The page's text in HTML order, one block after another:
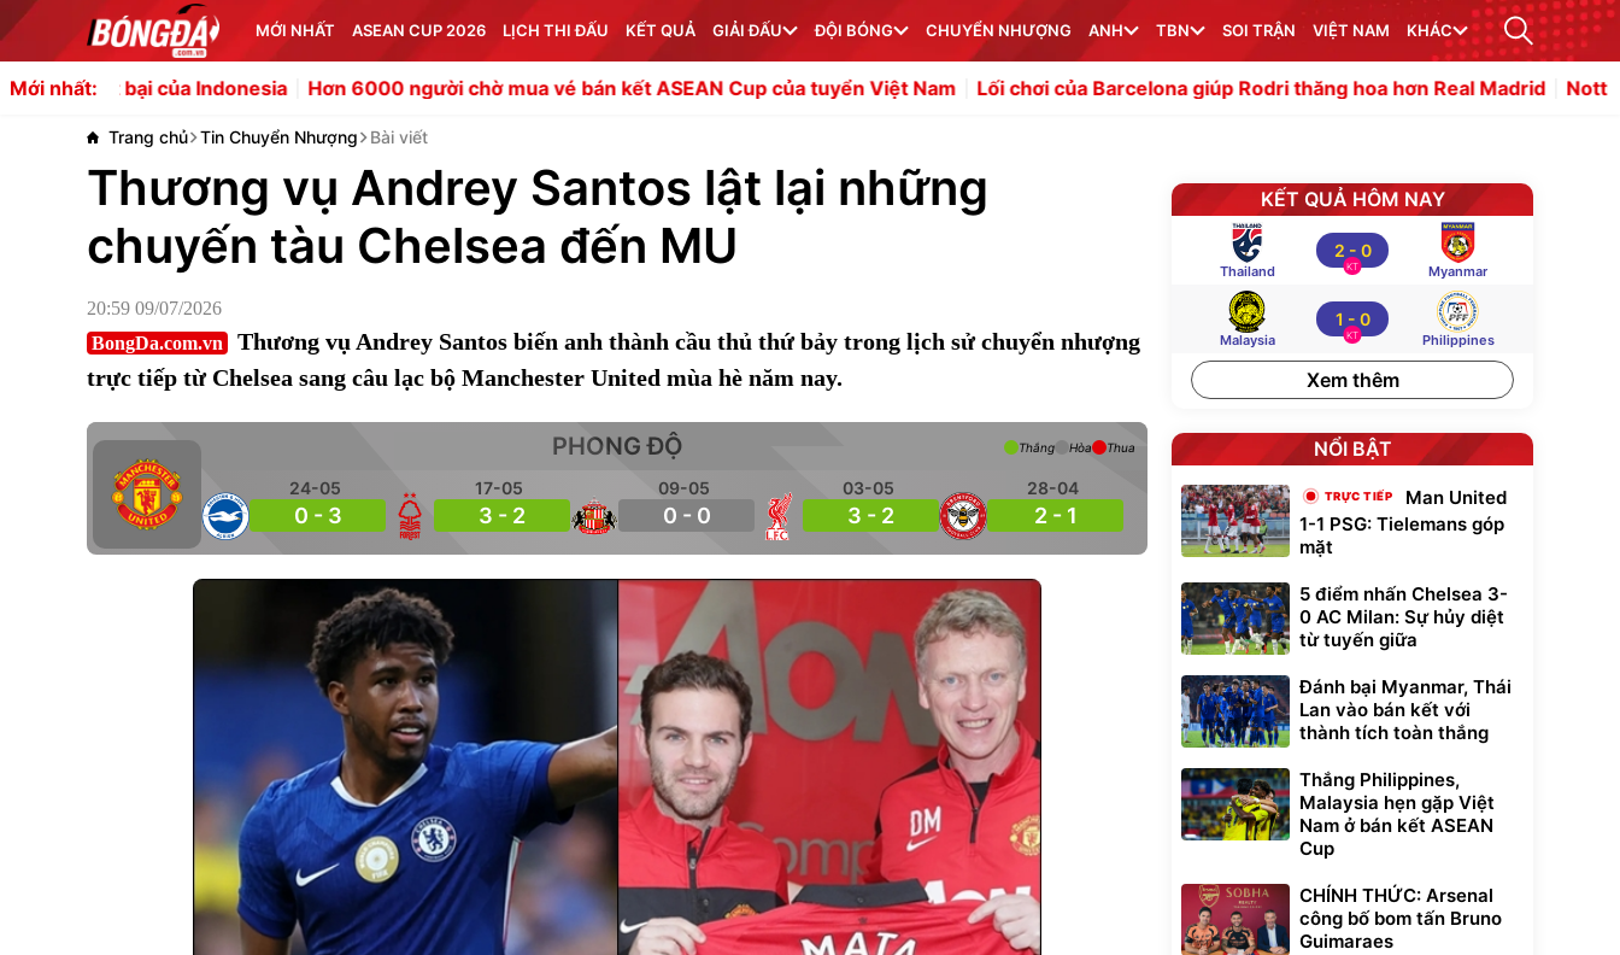
MỚI NHẤT ASEAN CUP 2026 LỊCH THI ĐẤU KẾT QUẢ GIẢI ĐẤU ĐỘI BÓNG CHUYỂN NHƯỢNG ANH TBN SOI TRẬN VIỆT NAM KHÁC
Mới nhất:
của Indonesia Hơn 6000 người chờ mua vé bán kết ASEAN Cup của tuyển Việt Nam Lối chơi của Barcelona giúp Rodri thăng hoa hơn Real Madrid Nottingham
Trang chủ Tin Chuyển Nhượng Bài viết
Thương vụ Andrey Santos lật lại những
chuyến tàu Chelsea đến MU
20:59 09/07/2026
BongDa.com.vn
Thương vụ Andrey Santos biến anh thành cầu thủ thứ bảy trong lịch sử chuyển nhượng
trực tiếp từ Chelsea sang câu lạc bộ Manchester United mùa hè năm nay.
PHONG ĐỘ
24-05
0 - 3
17-05
3 - 2
09-05
0 - 0
03-05
3 - 2
28-04
2 - 1
Thắng Hòa Thua
KẾT QUẢ HÔM NAY
Thailand
2 - 0
KT Myanmar
Malaysia
1 - 0
KT Philippines
Xem thêm
NỔI BẬT
1-1 PSG: Tielemans góp
mặt
5 điểm nhấn Chelsea 3-
0 AC Milan: Sự hủy diệt
từ tuyến giữa
Đánh bại Myanmar, Thái
Lan vào bán kết với
thành tích toàn thắng
Thắng Philippines,
Malaysia hẹn gặp Việt
Nam ở bán kết ASEAN
Cup
CHÍNH THỨC: Arsenal
công bố bom tấn Bruno
Guimaraes